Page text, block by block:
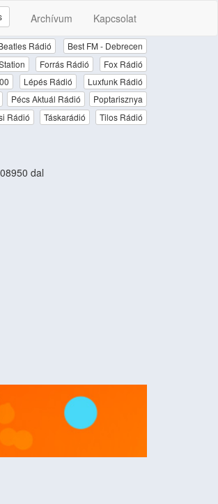
Archívum Kapcsolat
Rádió
Best FM - Debrecen
Forrás Rádió
Fox Rádió
Lépés Rádió
Luxfunk Rádió
Pécs Aktuál Rádió
Poptarisznya
Rádió Táskarádió
Tilos Rádió
dal